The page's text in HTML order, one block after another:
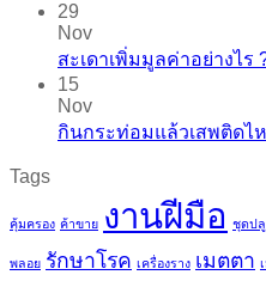
29
Nov
สะเดาเพิ่มมูลค่าอย่างไร
15
Nov
กินกระท่อมแล้วเสพติดไ
Tags
คุ้มครอง ค้าขาย งานฝีมือ ชุดป
พลอย รักษาโรค เครื่องราง เมตตา